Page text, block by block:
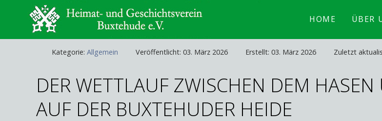
HOME ÜBER
Kategorie: Allgemein Veröffentlicht: 03. März 2026 Erstellt: 03. März 2026 Zuletzt
DER WETTLAUF ZWISCHEN DEM
AUF DER BUXTEHUDER HEIDE